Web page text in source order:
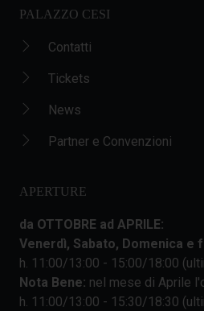
PALAZZO CESI
Contatti
Tickets
News
Partner e Convenzioni
APERTURE
da OTTOBRE ad APRILE:
Venerdì, Sabato, Domenica e
h. 11:00/13:00 - 15:00/18:00
Nota Bene: nel mese di Aprile
h. 11:00/13:00 - 15:30/18:30